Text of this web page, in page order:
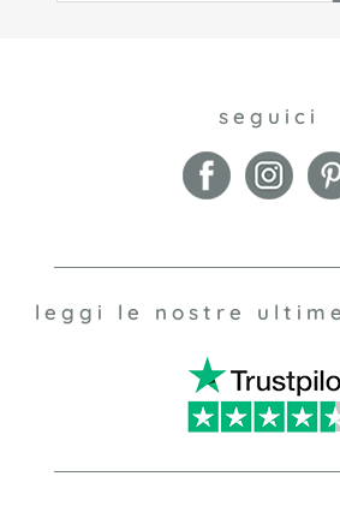
seguici
leggi le nostre